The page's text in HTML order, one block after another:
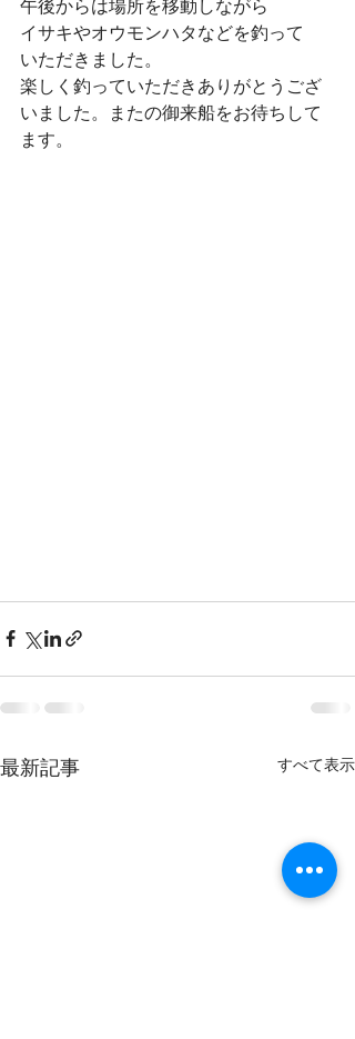
午後からは場所を移動しながら
イサキやオウモンハタなどを釣って
いただきました。
楽しく釣っていただきありがとうござ
いました。またの御来船をお待ちして
ます。
最新記事 すべて表示